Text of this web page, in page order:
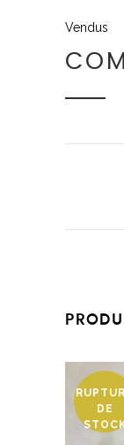
Vendus
DE